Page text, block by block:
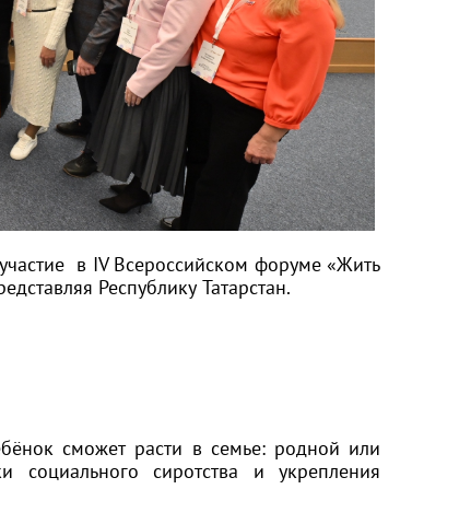
в IV Всероссийском форуме «Жить
Республику Татарстан.
сможет расти в семье: родной или
сиротства и укрепления